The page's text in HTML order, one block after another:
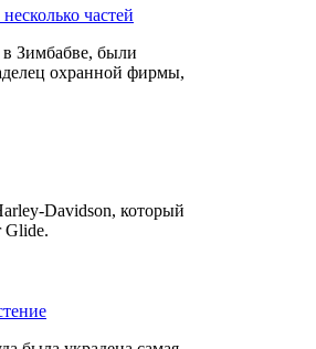
в Зимбабве, были
охранной фирмы,
Davidson, который
Glide.